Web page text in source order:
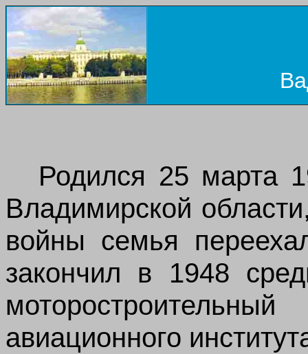
Родился 25 марта
Владимирской
войны семья
закончил в 1948
моторостроительн
авиационного